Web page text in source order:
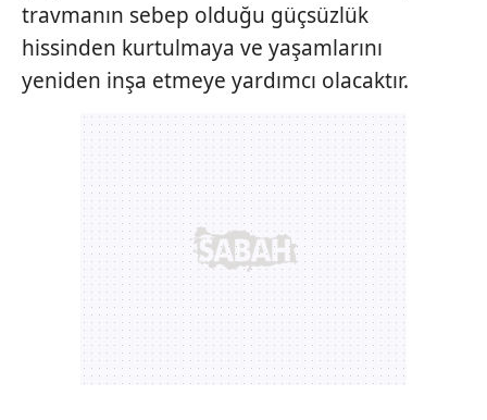
travmanın sebep olduğu güçsüzlük
hissinden kurtulmaya ve yaşamlarını
yeniden inşa etmeye yardımcı olacaktır.